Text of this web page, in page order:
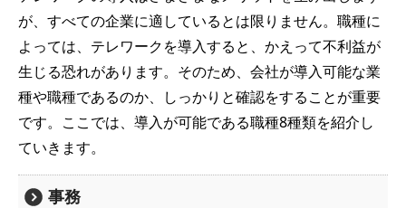
が、すべての企業に適しているとは限りません。職種に
よっては、テレワークを導入すると、かえって不利益が
生じる恐れがあります。そのため、会社が導入可能な業
種や職種であるのか、しっかりと確認をすることが重要
です。ここでは、導入が可能である職種8種類を紹介し
ていきます。
事務